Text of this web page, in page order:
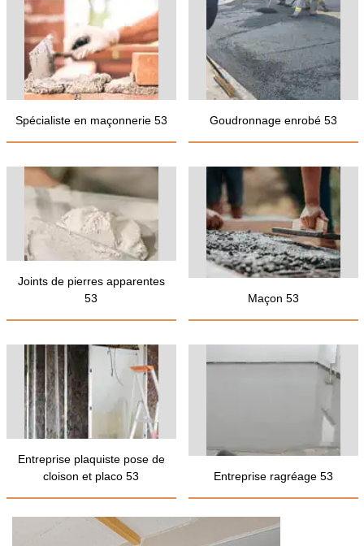
Spécialiste en maçonnerie 53 Goudronnage enrobé 53
Joints de pierres apparentes
53
Maçon 53
Entreprise plaquiste pose de
cloison et placo 53
Entreprise ragréage 53